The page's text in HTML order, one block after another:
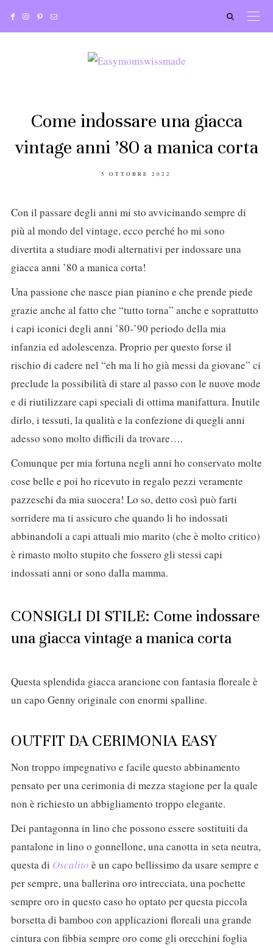
Come indossare una giacca
vintage anni ’80 a manica corta
POSTED
5 OTTOBRE 2022
Con il passare degli anni mi sto avvicinando sempre di
più al mondo del vintage, ecco perché ho mi sono
divertita a studiare modi alternativi per indossare una
giacca anni ’80 a manica corta!
Una passione che nasce pian pianino e che prende piede
grazie anche al fatto che “tutto torna” anche e soprattutto
i capi iconici degli anni ’80-’90 periodo della mia
infanzia ed adolescenza. Proprio per questo forse il
rischio di cadere nel “eh ma li ho già messi da giovane” ci
preclude la possibilità di stare al passo con le nuove mode
e di riutilizzare capi speciali di ottima manifattura. Inutile
dirlo, i tessuti, la qualità e la confezione di quegli anni
adesso sono molto difficili da trovare….
Comunque per mia fortuna negli anni ho conservato molte
cose belle e poi ho ricevuto in regalo pezzi veramente
pazzeschi da mia suocera! Lo so, detto così può farti
sorridere ma ti assicuro che quando li ho indossati
abbinandoli a capi attuali mio marito (che è molto critico)
è rimasto molto stupito che fossero gli stessi capi
indossati anni or sono dalla mamma.
CONSIGLI DI STILE: Come indossare
una giacca vintage a manica corta
Questa splendida giacca arancione con fantasia floreale è
un capo Genny originale con enormi spalline.
OUTFIT DA CERIMONIA EASY
Non troppo impegnativo e facile questo abbinamento
pensato per una cerimonia di mezza stagione per la quale
non è richiesto un abbigliamento troppo elegante.
Dei pantagonna in lino che possono essere sostituiti da
pantalone in lino o gonnellone, una canotta in seta neutra,
questa di Oscalito è un capo bellissimo da usare sempre e
per sempre, una ballerina oro intrecciata, una pochette
sempre oro in questo caso ho optato per questa piccola
borsetta di bamboo con applicazioni floreali una grande
cintura con fibbia sempre oro come gli orecchini foglia